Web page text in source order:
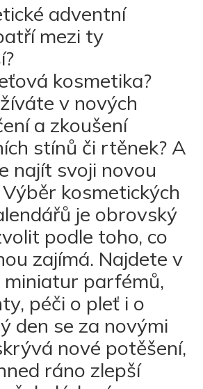
adventní
mezi ty
kosmetika?
v nových
a zkoušení
stínů či rtěnek? A
najít svoji novou
kosmetických
je obrovský
podle toho, co
zajímá. Najdete v
miniatur parfémů,
péči o pleť i o
den se za novými
nové potěšení,
ráno zlepší